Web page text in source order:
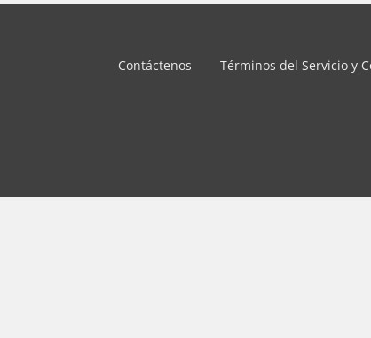
Contáctenos Términos del Servicio y